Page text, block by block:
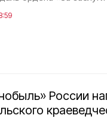
России